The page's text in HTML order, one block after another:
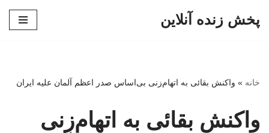
پخش زنده آنلاین
خانه » واکنش بقائی به اتهام‌زنی بی‌اساس صدر اعظم آلمان علیه ایران
واکنش بقائی به اتهام‌زنی